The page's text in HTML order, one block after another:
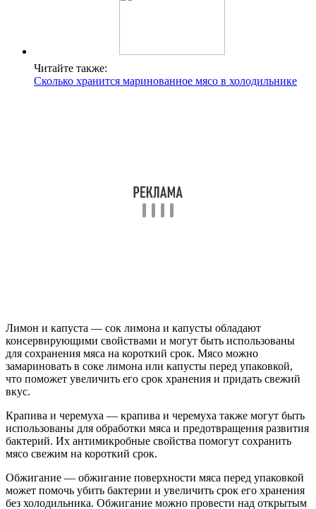
Читайте также:
Сколько хранится маринованное мясо в холодильнике
Лимон и капуста — сок лимона и капусты обладают
консервирующими свойствами и могут быть использованы
для сохранения мяса на короткий срок. Мясо можно
замариновать в соке лимона или капусты перед упаковкой,
что поможет увеличить его срок хранения и придать свежий
вкус.
Крапива и черемуха — крапива и черемуха также могут быть
использованы для обработки мяса и предотвращения развития
бактерий. Их антимикробные свойства помогут сохранить
мясо свежим на короткий срок.
Обжигание — обжигание поверхности мяса перед упаковкой
может помочь убить бактерии и увеличить срок его хранения
без холодильника. Обжигание можно провести над открытым